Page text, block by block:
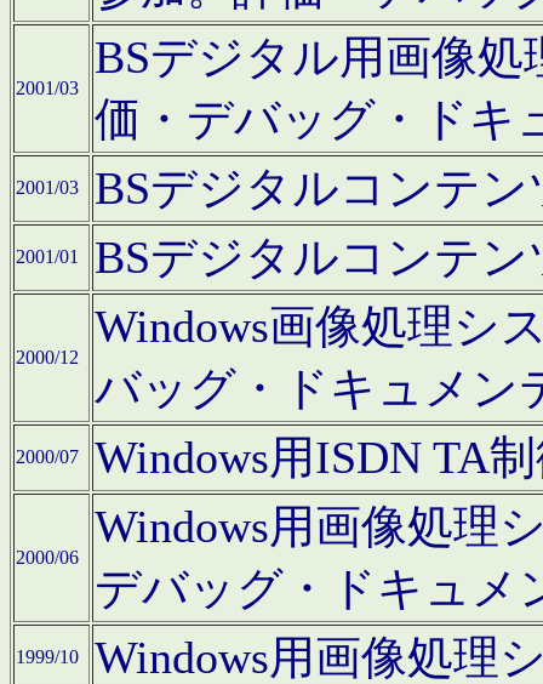
2001/03
BSデジタル用画像
価・デバッグ・ドキ
2001/03 BSデジタルコンテ
2001/01 BSデジタルコンテ
2000/12
Windows画像処理シ
バッグ・ドキュメン
2000/07 Windows用ISDN TA
2000/06
Windows用画像処理
デバッグ・ドキュメ
1999/10 Windows用画像処理